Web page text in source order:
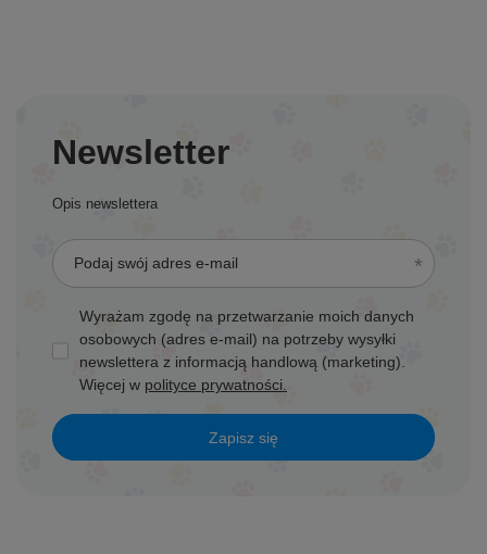
Newsletter
Opis newslettera
Podaj swój adres e-mail
Wyrażam zgodę na przetwarzanie moich danych
osobowych (adres e-mail) na potrzeby wysyłki
newslettera z informacją handlową (marketing).
Więcej w polityce prywatności.
Zapisz się